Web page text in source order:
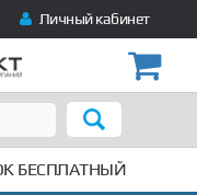
Личный кабинет
БЕСПЛАТНЫЙ